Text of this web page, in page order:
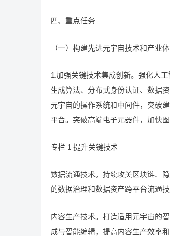
四、重点任务
（一）构建先进元宇宙技术和产业
1.加强关键技术集成创新。强化人
生成算法、分布式身份认证、数据
元宇宙的操作系统和中间件，突破
平台。突破高端电子元器件，加快
专栏 1 提升关键技术
数据流通技术。持续攻关区块链、
的数据治理和数据资产跨平台流通
内容生产技术。打造适用元宇宙的
成与智能编辑，提高内容生产效率